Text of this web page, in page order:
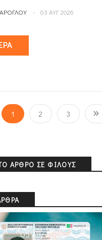
03 ΑΥΓ 2026
1 2 3
ΆΡΘΡΟ ΣΕ ΦΊΛΟΥΣ
05 Αυγ 2026